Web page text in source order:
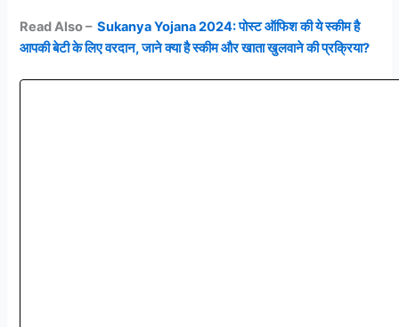
Read Also –Sukanya Yojana 2024: पोस्ट ऑफिश की ये स्कीम है
आपकी बेटी के लिए वरदान, जाने क्या है स्कीम और खाता खुलवाने की प्रक्रिया?